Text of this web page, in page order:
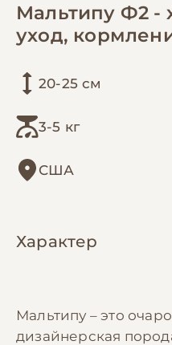
Мальтипу Ф2 -
уход,
20-25 см
3-5 кг
США
Характер
Мальтипу – это
дизайнерская